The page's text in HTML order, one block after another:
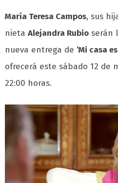
María Teresa Campos, sus
nieta Alejandra Rubio serán
nueva entrega de ‘Mi casa
ofrecerá este sábado 12 de
22:00 horas.